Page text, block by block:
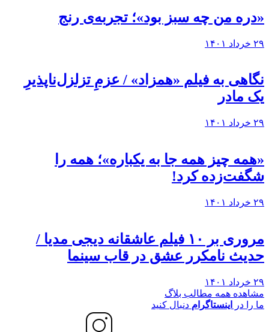
«دره من چه سبز بود»؛ تجربه‌ی رنج
۲۹ خرداد ۱۴۰۱
نگاهی به فيلم «همزاد» / عزمِ تزلزل‌ناپذیرِ
یک مادر
۲۹ خرداد ۱۴۰۱
«همه چیز همه جا به یکباره»؛ همه را
شگفت‌زده کرد!
۲۹ خرداد ۱۴۰۱
مروری بر ۱۰ فیلم عاشقانه دیجی مدیا /
حدیث نامکرر عشق در قاب سینما
۲۹ خرداد ۱۴۰۱
مشاهده همه مطالب بلاگ
ما را در
اینستاگرام دنبال کنید